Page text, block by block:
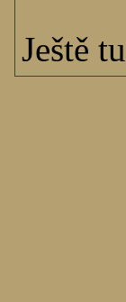
Ještě